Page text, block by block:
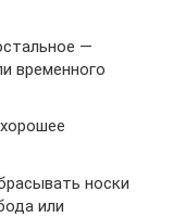
—
временного
носки
или